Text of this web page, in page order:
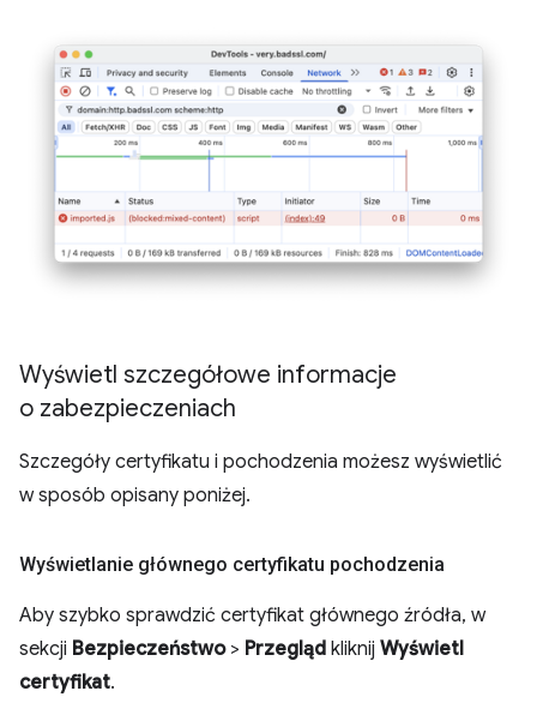
Wyświetl szczegółowe informacje
o zabezpieczeniach
Szczegóły certyfikatu i pochodzenia możesz wyświetlić
w sposób opisany poniżej.
Wyświetlanie głównego certyfikatu pochodzenia
Aby szybko sprawdzić certyfikat głównego źródła, w
sekcji Bezpieczeństwo> Przegląd kliknij Wyświetl
certyfikat.